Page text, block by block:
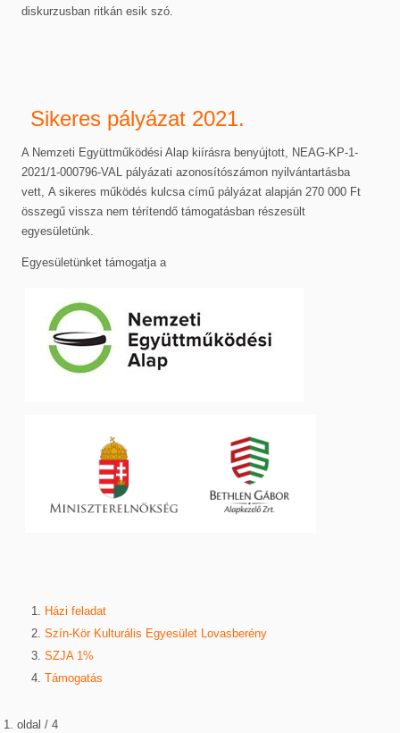
diskurzusban ritkán esik szó.
Sikeres pályázat 2021.
A Nemzeti Együttműködési Alap kiírásra benyújtott, NEAG-KP-1-
2021/1-000796-VAL pályázati azonosítószámon nyilvántartásba
vett, A sikeres működés kulcsa című pályázat alapján 270 000 Ft
összegű vissza nem térítendő támogatásban részesült
egyesületünk.
Egyesületünket támogatja a
Házi feladat
Szín-Kör Kulturális Egyesület Lovasberény
SZJA 1%
Támogatás
1. oldal / 4